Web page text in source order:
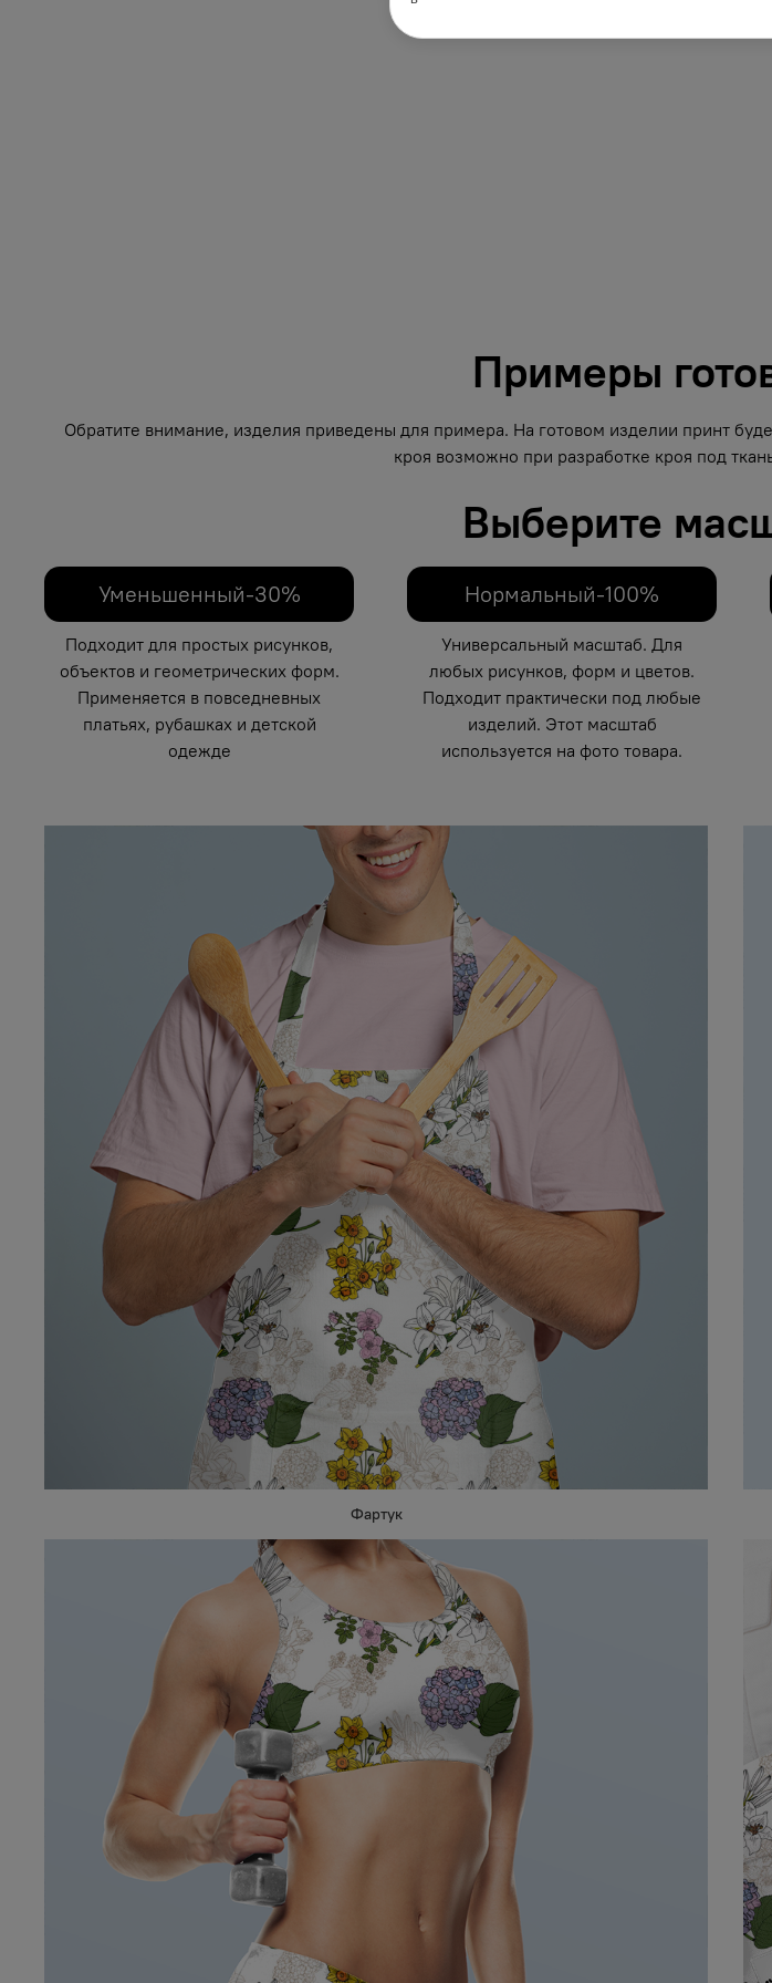
Примеры
Обратите внимание, изделия приведены для примера. На готовом изделии принт
кроя возможно при разработке кроя под
Выберите
Уменьшенный-30%
Подходит для простых рисунков,
объектов и геометрических форм.
Применяется в повседневных
платьях, рубашках и детской
одежде
Нормальный-100%
Универсальный масштаб. Для
любых рисунков, форм и цветов.
Подходит практически под любые
изделий. Этот масштаб
используется на фото товара.
Фартук